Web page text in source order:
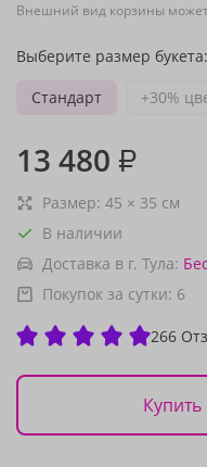
Внешний вид корзины
Выберите размер букета:
Стандарт
+30%
13 480 ₽
Размер: 45 × 35 см
В наличии
Доставка в г. Тула:
Покупок за сутки: 6
266
Купить